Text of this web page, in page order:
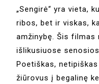
„Sengirė“ yra vieta,
ribos, bet ir viskas,
amžinybę. Šis
išlikusiuose
Poetiškas,
žiūrovus į begalinę